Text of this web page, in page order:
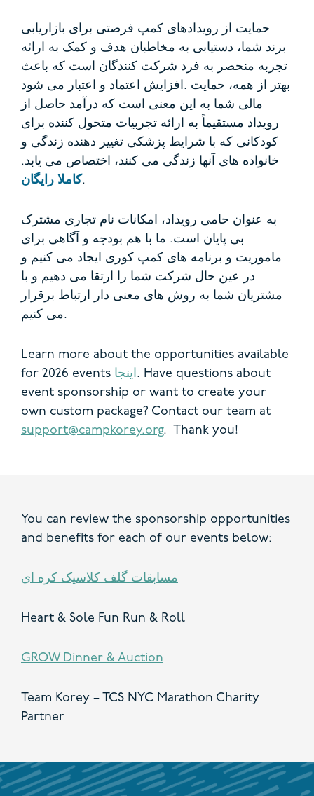
حمایت از رویدادهای کمپ فرصتی برای بازاریابی
برند شما، دستیابی به مخاطبان هدف و کمک به ارائه
تجربه منحصر به فرد شرکت کنندگان است که باعث
افزایش اعتماد و اعتبار می شود. بهتر از همه، حمایت
مالی شما به این معنی است که درآمد حاصل از
رویداد مستقیماً به ارائه تجربیات متحول کننده برای
کودکانی که با شرایط پزشکی تغییر دهنده زندگی و
خانواده های آنها زندگی می کنند، اختصاص می یابد.
کاملا رایگان.
به عنوان حامی رویداد، امکانات نام تجاری مشترک
بی پایان است. ما با هم بودجه و آگاهی برای
ماموریت و برنامه های کمپ کوری ایجاد می کنیم و
در عین حال شرکت شما را ارتقا می دهیم و با
مشتریان شما به روش های معنی دار ارتباط برقرار
می کنیم.
Learn more about the opportunities available
for 2026 events اینجا. Have questions about
event sponsorship or want to create your
own custom package? Contact our team at
support@campkorey.org. Thank you!
You can review the sponsorship opportunities
and benefits for each of our events below:
مسابقات گلف کلاسیک کره ای
Heart & Sole Fun Run & Roll
GROW Dinner & Auction
Team Korey – TCS NYC Marathon Charity
Partner